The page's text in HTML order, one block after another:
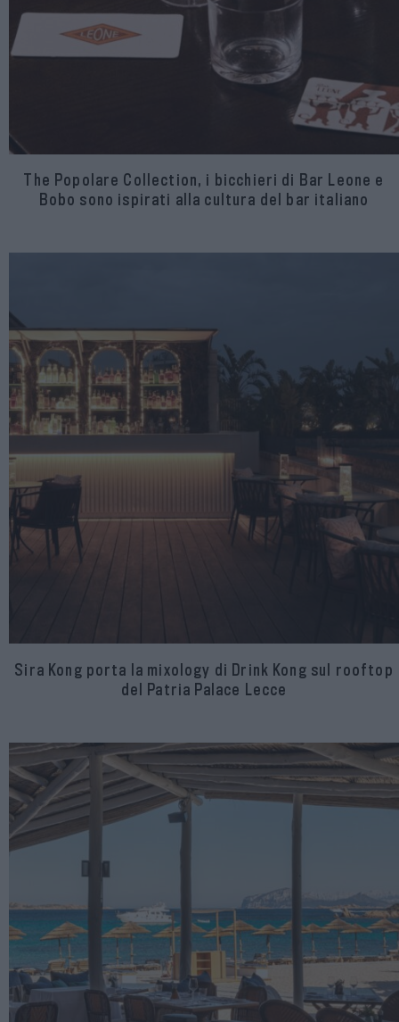
The Popolare Collection, i bicchieri di Bar Leone e
Bobo sono ispirati alla cultura del bar italiano
Sira Kong porta la mixology di Drink Kong sul rooftop
del Patria Palace Lecce